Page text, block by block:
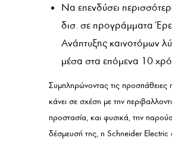
Να επενδύσει
δισ. σε προγράμματα
Ανάπτυξης καινοτόμων
μέσα στα επόμενα 10
Συμπληρώνοντας τις προσπάθειες
κάνει σε σχέση με την
προστασία, και φυσικά, την
δέσμευσή της, η Schneider Electric